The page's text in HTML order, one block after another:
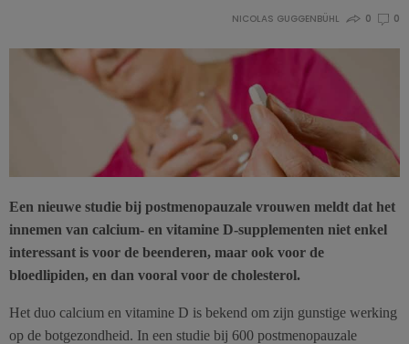
NICOLAS GUGGENBÜHL 0 0
Een nieuwe studie bij postmenopauzale vrouwen meldt dat het
innemen van calcium- en vitamine D-supplementen niet enkel
interessant is voor de beenderen, maar ook voor de
bloedlipiden, en dan vooral voor de cholesterol.
Het duo calcium en vitamine D is bekend om zijn gunstige werking
op de botgezondheid. In een studie bij 600 postmenopauzale